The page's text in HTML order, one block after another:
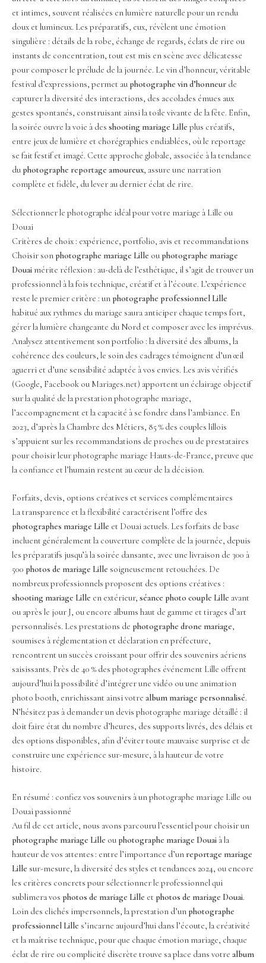
et intimes, souvent réalisées en lumière naturelle pour un rendu
doux et lumineux. Les préparatifs, eux, révèlent une émotion
singulière : détails de la robe, échange de regards, éclats de rire ou
instants de concentration, tout est mis en scène avec délicatesse
pour composer le prélude de la journée. Le vin d’honneur, véritable
festival d’expressions, permet au photographe vin d’honneur de
capturer la diversité des interactions, des accolades émues aux
gestes spontanés, construisant ainsi la toile vivante de la fête. Enfin,
la soirée ouvre la voie à des shooting mariage Lille plus créatifs,
entre jeux de lumière et chorégraphies endiablées, où le reportage
se fait festif et imagé. Cette approche globale, associée à la tendance
du photographe reportage amoureux, assure une narration
complète et fidèle, du lever au dernier éclat de rire.
Sélectionner le photographe idéal pour votre mariage à Lille ou
Douai
Critères de choix : expérience, portfolio, avis et recommandations
Choisir son photographe mariage Lille ou photographe mariage
Douai mérite réflexion : au-delà de l’esthétique, il s’agit de trouver un
professionnel à la fois technique, créatif et à l’écoute. L’expérience
reste le premier critère : un photographe professionnel Lille
habitué aux rythmes du mariage saura anticiper chaque temps fort,
gérer la lumière changeante du Nord et composer avec les imprévus.
Analysez attentivement son portfolio : la diversité des albums, la
cohérence des couleurs, le soin des cadrages témoignent d’un œil
aguerri et d’une sensibilité adaptée à vos envies. Les avis vérifiés
(Google, Facebook ou Mariages.net) apportent un éclairage objectif
sur la qualité de la prestation photographe mariage,
l’accompagnement et la capacité à se fondre dans l’ambiance. En
2023, d’après la Chambre des Métiers, 85 % des couples lillois
s’appuient sur les recommandations de proches ou de prestataires
pour choisir leur photographe mariage Hauts-de-France, preuve que
la confiance et l’humain restent au cœur de la décision.
Forfaits, devis, options créatives et services complémentaires
La transparence et la flexibilité caractérisent l’offre des
photographes mariage Lille et Douai actuels. Les forfaits de base
incluent généralement la couverture complète de la journée, depuis
les préparatifs jusqu’à la soirée dansante, avec une livraison de 300 à
500 photos de mariage Lille soigneusement retouchées. De
nombreux professionnels proposent des options créatives :
shooting mariage Lille en extérieur, séance photo couple Lille avant
ou après le jour J, ou encore albums haut de gamme et tirages d’art
personnalisés. Les prestations de photographe drone mariage,
soumises à réglementation et déclaration en préfecture,
rencontrent un succès croissant pour offrir des souvenirs aériens
saisissants. Près de 40 % des photographes événement Lille offrent
aujourd’hui la possibilité d’intégrer une vidéo ou une animation
photo booth, enrichissant ainsi votre album mariage personnalisé.
N’hésitez pas à demander un devis photographe mariage détaillé : il
doit faire état du nombre d’heures, des supports livrés, des délais et
des options disponibles, afin d’éviter toute mauvaise surprise et de
construire une expérience sur-mesure, à la hauteur de votre
histoire.
En résumé : confiez vos souvenirs à un photographe mariage Lille ou
Douai passionné
Au fil de cet article, nous avons parcouru l’essentiel pour choisir un
photographe mariage Lille ou photographe mariage Douai à la
hauteur de vos attentes : entre l’importance d’un reportage mariage
Lille sur-mesure, la diversité des styles et tendances 2024, ou encore
les critères concrets pour sélectionner le professionnel qui
sublimera vos photos de mariage Lille et photos de mariage Douai.
Loin des clichés impersonnels, la prestation d’un photographe
professionnel Lille s’incarne aujourd’hui dans l’écoute, la créativité
et la maîtrise technique, pour que chaque émotion mariage, chaque
éclat de rire ou complicité discrète trouve sa place dans votre album